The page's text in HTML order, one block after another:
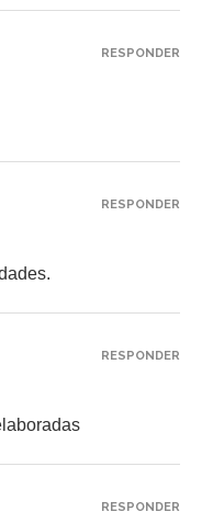
RESPONDER
RESPONDER
RESPONDER
RESPONDER